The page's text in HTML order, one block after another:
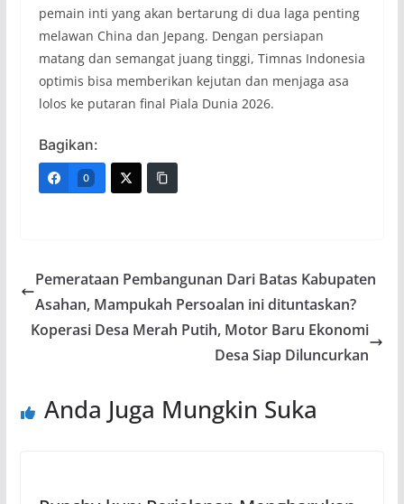
pemain inti yang akan bertarung di dua laga penting
melawan China dan Jepang. Dengan persiapan
matang dan semangat juang tinggi, Timnas Indonesia
optimis bisa memberikan kejutan dan menjaga asa
lolos ke putaran final Piala Dunia 2026.
Bagikan:
0
Pemerataan Pembangunan Dari Batas Kabupaten
Asahan, Mampukah Persoalan ini dituntaskan?
Koperasi Desa Merah Putih, Motor Baru Ekonomi
Desa Siap Diluncurkan
Anda Juga Mungkin Suka